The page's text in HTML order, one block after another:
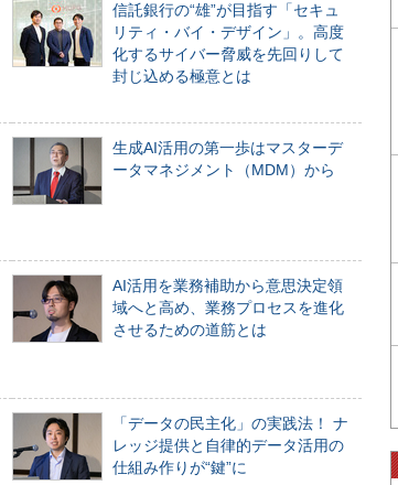
信託銀行の“雄”が目指す「セキュ
リティ・バイ・デザイン」。高度
化するサイバー脅威を先回りして
封じ込める極意とは
生成AI活用の第一歩はマスターデ
ータマネジメント（MDM）から
AI活用を業務補助から意思決定領
域へと高め、業務プロセスを進化
させるための道筋とは
「データの民主化」の実践法！ ナ
レッジ提供と自律的データ活用の
仕組み作りが“鍵”に